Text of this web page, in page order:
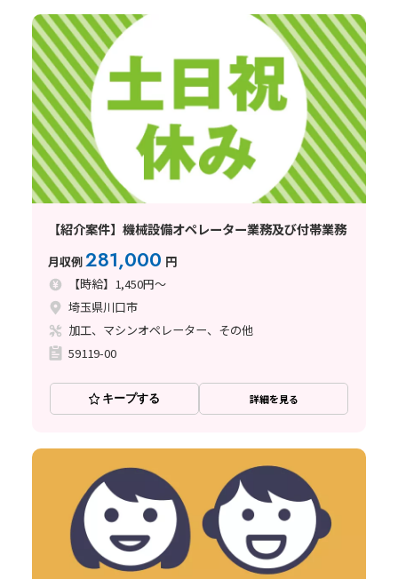
【紹介案件】機械設備オペレーター業務及び付帯業務
月収例281,000 円
【時給】1,450円～
埼玉県川口市
加工、マシンオペレーター、その他
59119-00
キープする 詳細を見る